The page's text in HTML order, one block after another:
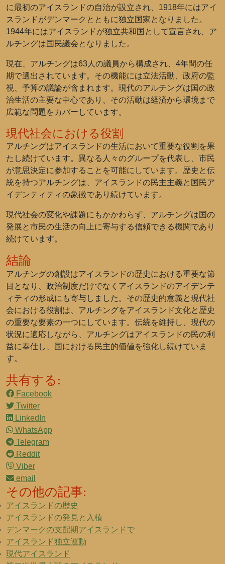
に最初のアイスランドの自治が設立され、1918年にはアイ
スランドがデンマークとともに独立国家となりました。
1944年にはアイスランドが独立共和国として宣言され、ア
ルチングは国民議会となりました。
現在、アルチングは63人の議員から構成され、4年間の任
期で選出されています。その機能には立法活動、政府の監
視、予算の議論が含まれます。現代のアルチングは国の政
治生活の主要な中心であり、その活動は経済から環境まで
広範な問題をカバーしています。
現代社会における役割
アルチングはアイスランドの生活において重要な役割を果
たし続けています。異なる人々のグループを代表し、市民
が意思決定に参加することを可能にしています。歴史と伝
統を持つアルチングは、アイスランドの民主主義と国民ア
イデンティティの象徴であり続けています。
現代社会の変化や課題にもかかわらず、アルチングは国の
発展と市民の生活の向上に寄与する信頼できる機関であり
続けています。
結論
アルチングの創設はアイスランドの歴史における重要な節
目となり、政治制度だけでなくアイスランドのアイデンテ
ィティの形成にも寄与しました。その歴史的意義と現代社
会における役割は、アルチングをアイスランド文化と歴史
の重要な要素の一つにしています。伝統を維持し、現代の
状況に適応しながら、アルチングはアイスランドの民の利
益に奉仕し、国における民主的価値を強化し続けていま
す。
共有する:
Facebook
Twitter
LinkedIn
WhatsApp
Telegram
Reddit
Viber
email
その他の記事:
アイスランドの歴史
アイスランドの発見と入植
デンマークの支配期アイスランドで
アイスランド独立運動
現代アイスランド